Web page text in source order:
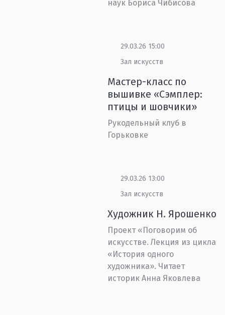
наук Бориса Чибисова
29.03.26 15:00
Зал искусств
Мастер-класс по
вышивке «Сэмплер:
птицы и шовчики»
Рукодельный клуб в
Горьковке
29.03.26 13:00
Зал искусств
Художник Н. Ярошенко
Проект «Поговорим об
искусстве. Лекция из цикла
«История одного
художника». Читает
историк Анна Яковлева